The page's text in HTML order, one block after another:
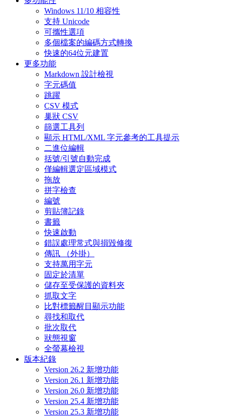
Windows 11/10 相容性
支持 Unicode
可攜性選項
多個檔案的編碼方式轉換
快速的64位元建置
更多功能
Markdown 設計檢視
字元碼值
跳躍
CSV 模式
巢狀 CSV
篩選工具列
顯示 HTML/XML 字元參考的工具提示
二進位編輯
括號/引號自動完成
僅編輯選定區域模式
拖放
拼字檢查
編號
剪貼簿記錄
書籤
快速啟動
錯誤處理常式與損毀修復
傳訊 （外掛）
支持萬用字元
固定於清單
儲存至受保護的資料夾
抓取文字
比對標籤醒目顯示功能
尋找和取代
批次取代
狀態視窗
全螢幕檢視
版本紀錄
Version 26.2 新增功能
Version 26.1 新增功能
Version 26.0 新增功能
Version 25.4 新增功能
Version 25.3 新增功能